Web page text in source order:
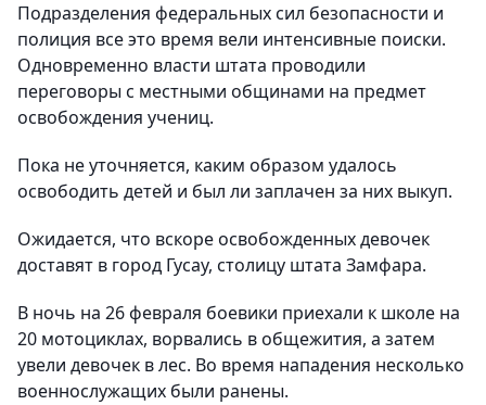
Подразделения федеральных сил безопасности и
полиция все это время вели интенсивные поиски.
Одновременно власти штата проводили
переговоры с местными общинами на предмет
освобождения учениц.
Пока не уточняется, каким образом удалось
освободить детей и был ли заплачен за них выкуп.
Ожидается, что вскоре освобожденных девочек
доставят в город Гусау, столицу штата Замфара.
В ночь на 26 февраля боевики приехали к школе на
20 мотоциклах, ворвались в общежития, а затем
увели девочек в лес. Во время нападения несколько
военнослужащих были ранены.